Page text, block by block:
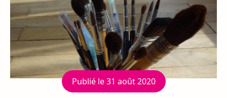
Publié le31 août 2020